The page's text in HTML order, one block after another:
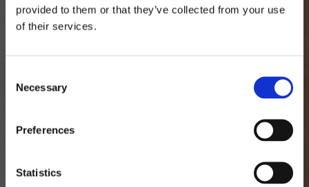
provided to them or that they’ve collected from your use
of their services.
Selection
Necessary
Preferences
Statistics
ESTETISK KLINIK · LINKÖPING · SEDAN
naturliga resultat
Din personliga och privata klinik i exklusiv
miljö. Injektionsbehandlingar med fillers,
botulinumtoxin och PRP – utförda av
legitimerad specialistsjuksköterska med